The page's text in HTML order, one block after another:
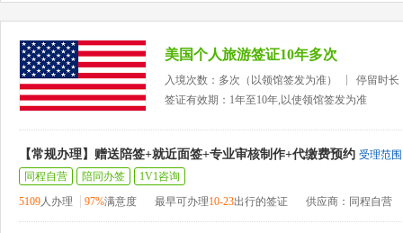
美国个人旅游签证10年多次
入境次数：多次（以领馆签发为准）
停留时长
签证有效期：1年至10年,以使领馆签发为准
【常规办理】赠送陪签+就近面签+专业审核制作+代缴费预约 受理范围
同程自营
陪同办签
1V1咨询
5109人办理 97%满意度 最早可办理10-23出行的签证 供应商：同程自营